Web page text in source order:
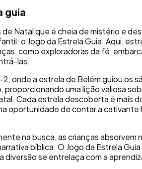
guia
Natal que é cheia de mistério e
o Jogo da Estrela Guia. Aqui,
como exploradoras da fé,
las.
onde a estrela de Belém guiou os
proporcionando uma lição valiosa
Cada estrela descoberta é mais
oportunidade de contar a cativante
na busca, as crianças absorvem
bíblica. O Jogo da Estrela
diversão se entrelaça com a